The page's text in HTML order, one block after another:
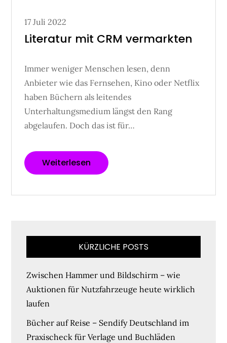
Posted
on
17 Juli 2022
Literatur mit CRM vermarkten
Immer weniger Menschen lesen, denn
Anbieter wie das Fernsehen, Kino oder Netflix
haben Büchern als leitendes
Unterhaltungsmedium längst den Rang
abgelaufen. Doch das ist für…
Weiterlesen
KÜRZLICHE POSTS
Zwischen Hammer und Bildschirm – wie
Auktionen für Nutzfahrzeuge heute wirklich
laufen
Bücher auf Reise – Sendify Deutschland im
Praxischeck für Verlage und Buchläden